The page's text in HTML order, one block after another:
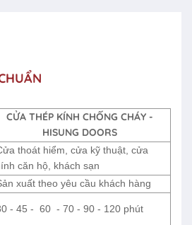
CỬA THÉP KÍNH CHỐNG CHÁY -
HISUNG DOORS
thoát hiểm, cửa kỹ thuật, cửa
căn hộ, khách sạn
xuất theo yêu cầu khách hàng
- 45 - 60 - 70 - 90 - 120 phút